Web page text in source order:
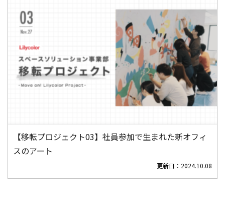
【移転プロジェクト03】社員参加で生まれた新オフィ
スのアート
更新日： 2024.10.08